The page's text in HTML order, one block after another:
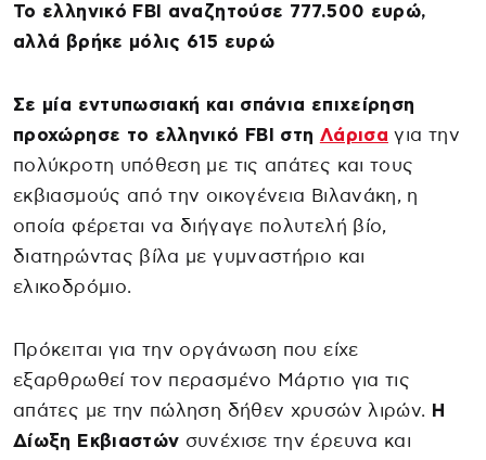
Το ελληνικό FBI αναζητούσε 777.500 ευρώ,
αλλά βρήκε μόλις 615 ευρώ
Σε μία εντυπωσιακή και σπάνια επιχείρηση
προχώρησε το ελληνικό FBI
στη Λάρισα για την
πολύκροτη υπόθεση με τις απάτες και τους
εκβιασμούς από την οικογένεια Βιλανάκη, η
οποία φέρεται να διήγαγε πολυτελή βίο,
διατηρώντας βίλα με γυμναστήριο και
ελικοδρόμιο.
Πρόκειται για την οργάνωση που είχε
εξαρθρωθεί τον περασμένο Μάρτιο για τις
απάτες με την πώληση δήθεν χρυσών λιρών. Η
Δίωξη Εκβιαστών συνέχισε την έρευνα και